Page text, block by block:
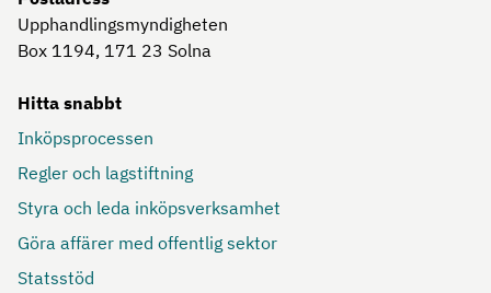
Upphandlingsmyndigheten
Box 1194, 171 23 Solna
Hitta snabbt
Inköpsprocessen
Regler och lagstiftning
Styra och leda inköpsverksamhet
Göra affärer med offentlig sektor
Statsstöd